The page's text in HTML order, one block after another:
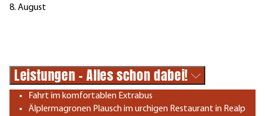
8. August
Leistungen - Alles schon dabei!
Fahrt im komfortablen Extrabus
Älplermagronen Plausch im urchigen Restaurant in Realp